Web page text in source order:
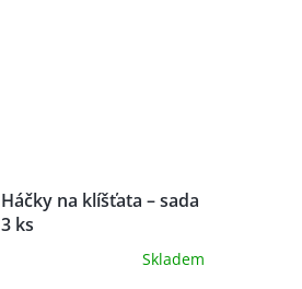
Háčky na klíšťata – sada
3 ks
Skladem